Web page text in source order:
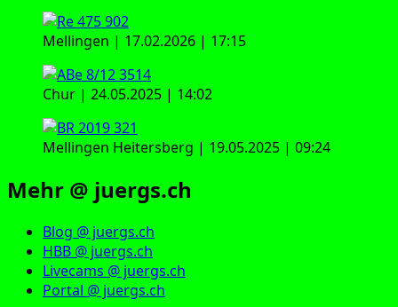
Mellingen | 17.02.2026 | 17:15
Chur | 24.05.2025 | 14:02
Mellingen Heitersberg | 19.05.2025 | 09:24
Mehr @ juergs.ch
Blog @ juergs.ch
HBB @ juergs.ch
Livecams @ juergs.ch
Portal @ juergs.ch